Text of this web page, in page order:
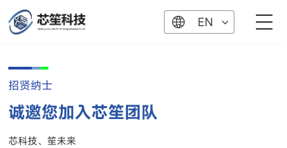
EN
招贤纳士
诚邀您加入芯笙团队
芯科技、笙未来